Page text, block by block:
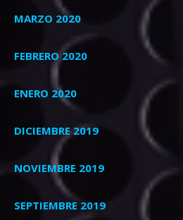
MARZO 2020
FEBRERO 2020
ENERO 2020
DICIEMBRE 2019
NOVIEMBRE 2019
SEPTIEMBRE 2019